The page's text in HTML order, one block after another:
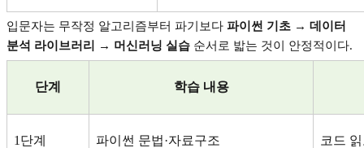
입문자는 무작정 알고리즘부터 파기보다 파이썬 기초 → 데이터
분석 라이브러리
→ 머신러닝 실습 순서로 밟는 것이 안정적이다.
단계 학습 내용
1 단계 파이썬 문법·자료구조 코드